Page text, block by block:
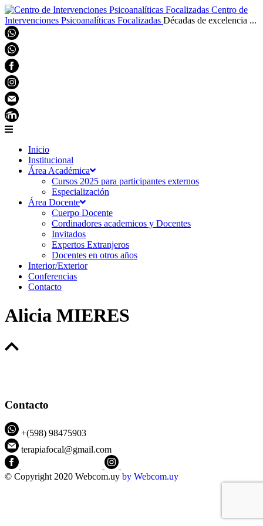
Centro de
Intervenciones Psicoanalíticas Focalizadas Décadas de excelencia ...
Inicio
Institucional
Área Académica
Cursos 2025 para participantes externos
Especialización
Área Docente
Cuerpo Docente
Cordinadores academicos y Docentes
Invitados
Expertos Extranjeros
Docentes en otros años
Interior/Exterior
Conferencias
Contacto
Alicia MIERES
Contacto
+(598) 98475903
terapiafocal@gmail.com
© Copyright 2020 Webcom.uy by Webcom.uy